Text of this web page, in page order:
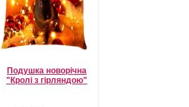
Подушка новорічна
"Кролі з гірляндою"